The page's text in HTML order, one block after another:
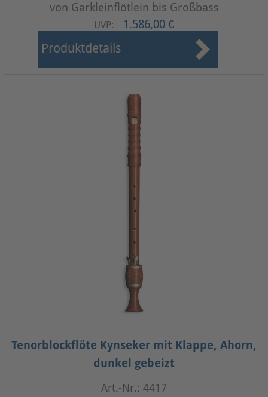
von Garkleinflötlein bis Großbass
UVP: 1.586,00 €
Produktdetails
Tenorblockflöte Kynseker mit Klappe, Ahorn,
dunkel gebeizt
Art.-Nr.: 4417